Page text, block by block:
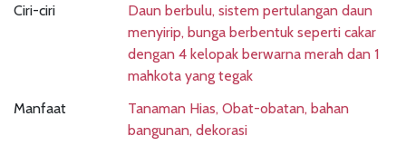
Ciri-ciri
Daun berbulu, sistem pertulangan daun
menyirip, bunga berbentuk seperti cakar
dengan 4 kelopak berwarna merah dan 1
mahkota yang tegak
Manfaat
Tanaman Hias, Obat-obatan, bahan
bangunan, dekorasi